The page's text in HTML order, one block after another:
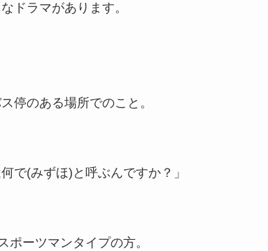
ドラマがあります。
停のある場所でのこと。
で(みずほ)と呼ぶんですか？」
ポーツマンタイプの方。